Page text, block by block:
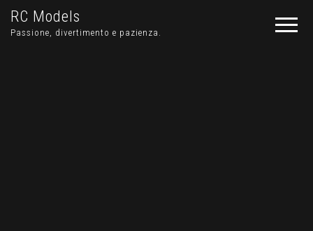
RC Models
Passione, divertimento e pazienza.